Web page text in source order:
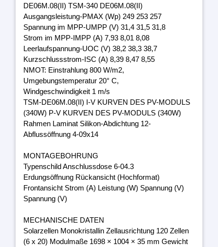
DE06M.08(II) TSM-340 DE06M.08(II)
Ausgangsleistung-PMAX (Wp) 249 253 257
Spannung im MPP-UMPP (V) 31,4 31,5 31,8
Strom im MPP-IMPP (A) 7,93 8,01 8,08
Leerlaufspannung-UOC (V) 38,2 38,3 38,7
Kurzschlussstrom-ISC (A) 8,39 8,47 8,55
NMOT: Einstrahlung 800 W/m2,
Umgebungstemperatur 20° C,
Windgeschwindigkeit 1 m/s
TSM-DE06M.08(II) I-V KURVEN DES PV-MODULS
(340W) P-V KURVEN DES PV-MODULS (340W)
Rahmen Laminat Silikon-Abdichtung 12-
Abflussöffnung 4-09x14
MONTAGEBOHRUNG
Typenschild Anschlussdose 6-04.3
Erdungsöffnung Rückansicht (Hochformat)
Frontansicht Strom (A) Leistung (W) Spannung (V)
Spannung (V)
MECHANISCHE DATEN
Solarzellen Monokristallin Zellausrichtung 120 Zellen
(6 x 20) Modulmaße 1698 × 1004 × 35 mm Gewicht